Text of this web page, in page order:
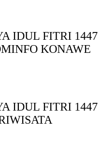
IDUL FITRI 1447
KONAWE
IDUL FITRI 1447